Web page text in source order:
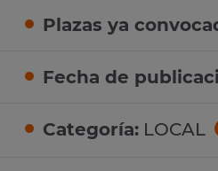
Plazas ya
Fecha de
Categoría: LOCAL